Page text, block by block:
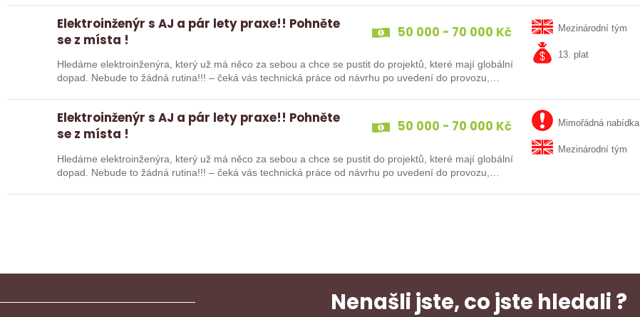
Elektroinženýr s AJ a pár lety praxe!! Pohněte
se z místa !
50 000 - 70 000 Kč
Hledáme elektroinženýra, který už má něco za sebou a chce se pustit do projektů, které mají globální
dopad. Nebude to žádná rutina!!! – čeká vás technická práce od návrhu po uvedení do provozu,…
Mezinárodní tým
13. plat
Elektroinženýr s AJ a pár lety praxe!! Pohněte
se z místa !
50 000 - 70 000 Kč
Hledáme elektroinženýra, který už má něco za sebou a chce se pustit do projektů, které mají globální
dopad. Nebude to žádná rutina!!! – čeká vás technická práce od návrhu po uvedení do provozu,…
Mimořádná nabídka
Mezinárodní tým
Nenašli jste, co jste hledali ?